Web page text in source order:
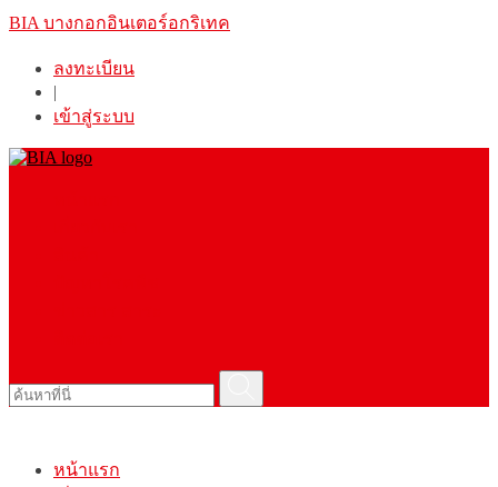
BIA บางกอกอินเตอร์อกริเทค
ลงทะเบียน
|
เข้าสู่ระบบ
ค้นหา
หน้าแรก